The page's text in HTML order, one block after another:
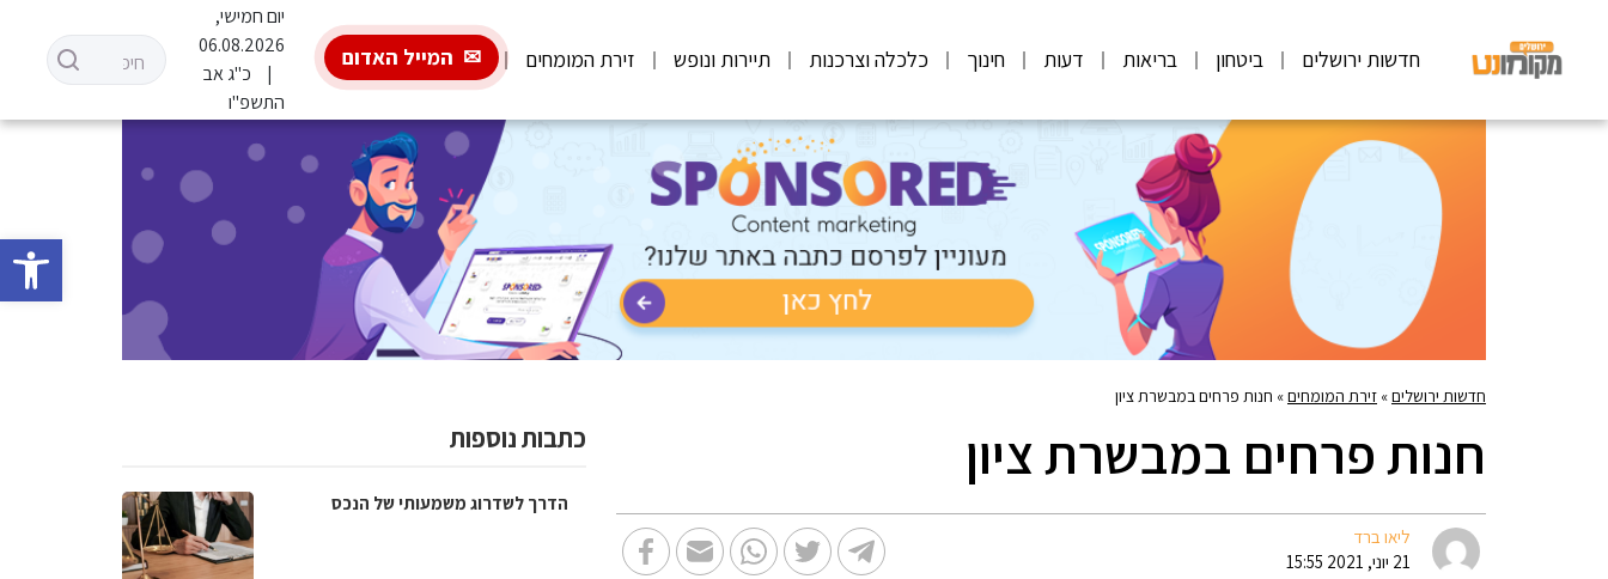
פתח
חדשות ירושלים ביטחון בריאות דעות חינוך כלכלה וצרכנות תיירות ונופש זירת המומחים המייל האדום
יום חמישי,
06.08.2026
כ"ג אב
התשפ"ו
חדשות ירושלים» זירת המומחים» חנות פרחים במבשרת ציון
חנות פרחים במבשרת ציון
ליאו ברד
21 יוני, 2021 15:55
כתבות נוספות
הדרך לשדרוג משמעותי של הנכס